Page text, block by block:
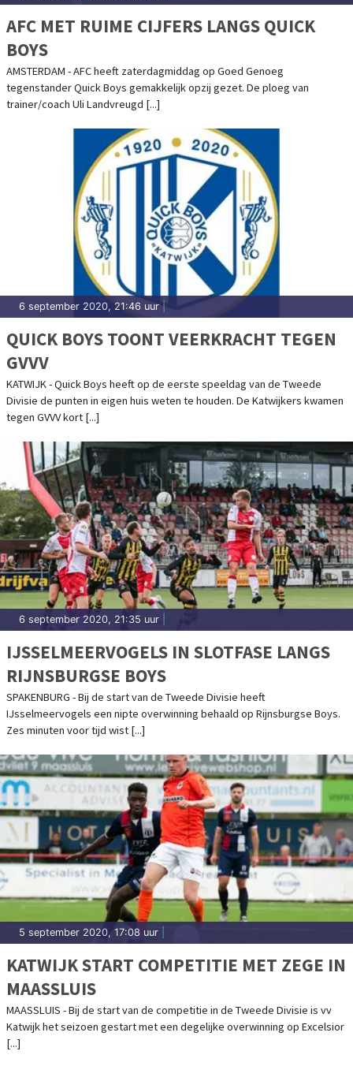
AFC MET RUIME CIJFERS LANGS QUICK
BOYS
AMSTERDAM - AFC heeft zaterdagmiddag op Goed Genoeg
tegenstander Quick Boys gemakkelijk opzij gezet. De ploeg van
trainer/coach Uli Landvreugd [...]
6 september 2020, 21:46 uur|
QUICK BOYS TOONT VEERKRACHT TEGEN
GVVV
KATWIJK - Quick Boys heeft op de eerste speeldag van de Tweede
Divisie de punten in eigen huis weten te houden. De Katwijkers kwamen
tegen GVVV kort [...]
6 september 2020, 21:35 uur
IJSSELMEERVOGELS IN SLOTFASE LANGS
RIJNSBURGSE BOYS
SPAKENBURG - Bij de start van de Tweede Divisie heeft
IJsselmeervogels een nipte overwinning behaald op Rijnsburgse Boys.
Zes minuten voor tijd wist [...]
5 september 2020, 17:08 uur
KATWIJK START COMPETITIE MET ZEGE IN
MAASSLUIS
MAASSLUIS - Bij de start van de competitie in de Tweede Divisie is vv
Katwijk het seizoen gestart met een degelijke overwinning op Excelsior
[...]